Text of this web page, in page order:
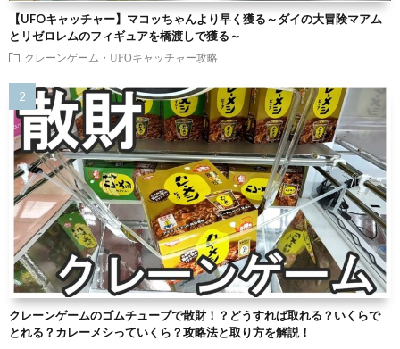
【UFOキャッチャー】マコッちゃんより早く獲る～ダイの大冒険マアム
とリゼロレムのフィギュアを橋渡しで獲る～
クレーンゲーム・UFOキャッチャー攻略
クレーンゲームのゴムチューブで散財！？どうすれば取れる？いくらで
とれる？カレーメシっていくら？攻略法と取り方を解説！